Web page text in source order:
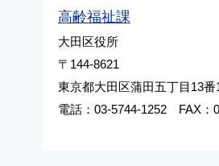
高齢福祉課
大田区役所
〒144-8621
東京都大田区蒲田五丁目13番
電話：03-5744-1252 FAX：